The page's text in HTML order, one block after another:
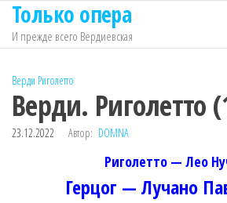
Перейти
содержимому
Только опера
И прежде всего Вердиевская
Верди Риголетто
Верди. Риголетто
23.12.2022 Автор: DOMNA
Риголетто — Лео
Герцог — Лучано